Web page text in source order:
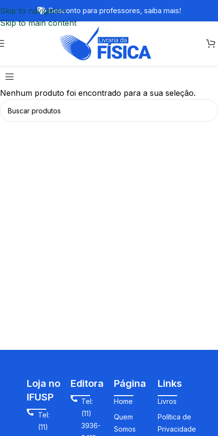
Skip to navigation
Skip to main content
Desconto para professores, saiba mais!
Nenhum produto foi encontrado para a sua seleção.
Loja no
IFUSP
Tel:
(11)
Editora
Tel:
(11)
3936-
Página
Home
Quem
Somos
Links
Livros
Política de
Privacidade